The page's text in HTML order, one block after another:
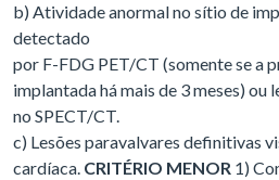
b) Atividade anormal no sítio de
detectado
por F-FDG PET/CT (somente se a
implantada há mais de 3 meses)
no SPECT/CT.
c) Lesões paravalvares definitivas
cardíaca. CRITÉRIO MENOR 1)